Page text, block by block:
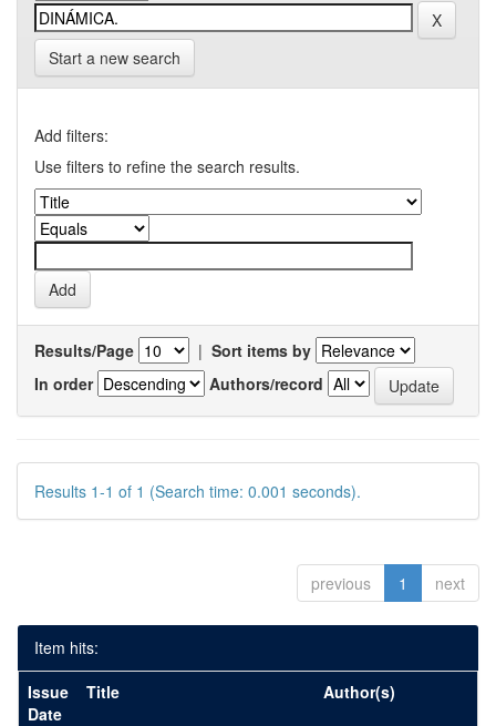
Start a new search
Add filters:
Use filters to refine the search results.
Results/Page | Sort items by
In order
Authors/record
Results 1-1 of 1 (Search time: 0.001 seconds).
previous 1 next
Item hits:
Issue
Date
Title Author(s)